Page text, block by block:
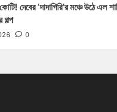
দেবের ‘দাদাগিরি’র মঞ্চে উঠে এল
গল্প
0